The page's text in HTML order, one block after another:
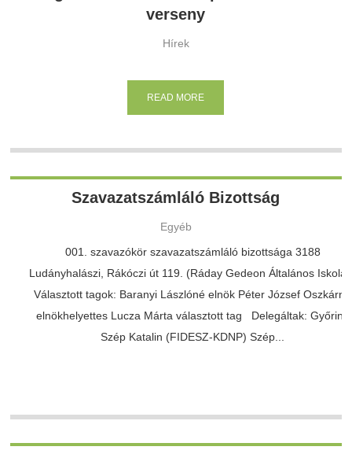
verseny
Hírek
READ MORE
Szavazatszámláló Bizottság
Egyéb
001. szavazókör szavazatszámláló bizottsága 3188
Ludányhalászi, Rákóczi út 119. (Ráday Gedeon Általános
Választott tagok: Baranyi Lászlóné elnök Péter József Oszkárné
elnökhelyettes Lucza Márta választott tag Delegáltak: Győriné
Szép Katalin (FIDESZ-KDNP) Szép...